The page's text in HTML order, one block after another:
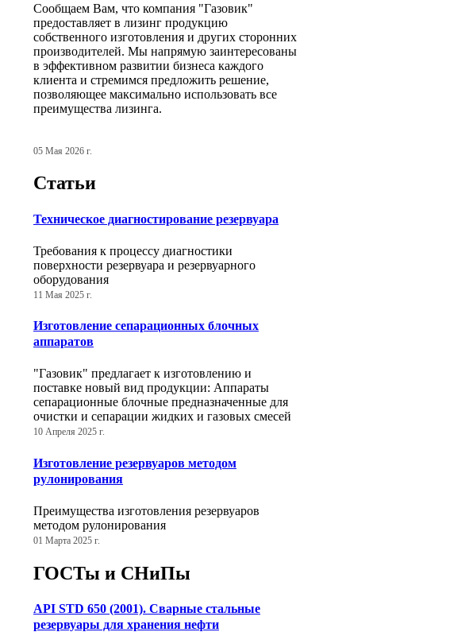
Сообщаем Вам, что компания "Газовик"
предоставляет в лизинг продукцию
собственного изготовления и других сторонних
производителей. Мы напрямую заинтересованы
в эффективном развитии бизнеса каждого
клиента и стремимся предложить решение,
позволяющее максимально использовать все
преимущества лизинга.
05 Мая 2026 г.
Статьи
Техническое диагностирование резервуара
Требования к процессу диагностики
поверхности резервуара и резервуарного
оборудования
11 Мая 2025 г.
Изготовление сепарационных блочных
аппаратов
"Газовик" предлагает к изготовлению и
поставке новый вид продукции: Аппараты
сепарационные блочные предназначенные для
очистки и сепарации жидких и газовых смесей
10 Апреля 2025 г.
Изготовление резервуаров методом
рулонирования
Преимущества изготовления резервуаров
методом рулонирования
01 Марта 2025 г.
ГОСТы и СНиПы
API STD 650 (2001). Сварные стальные
резервуары для хранения нефти